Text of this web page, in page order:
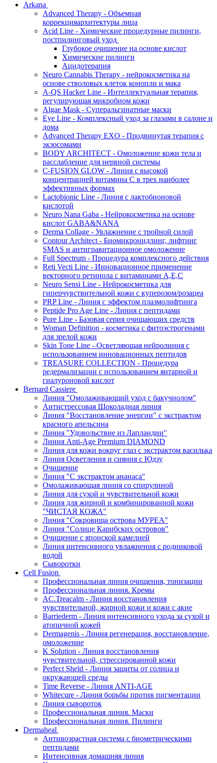
Arkana
Advanced Therapy - Объемная
коррекцияархитектуры лица
Acid Line - Химические процедурные пилинги,
постпилинговый уход
Глубокое очищение на основе кислот
Химические пилинги
Ацидотерапия
Neuro Cannabis Therapy - нейрокосметика на
основе стволовых клеток конопли и мака
A-QS Hacker Line - Интеллектуальная терапия,
регулирующая микробиом кожи
Algae Mask - Суперальгинатные маски
Eye Line - Комплексный уход за глазами в салоне и
дома
Advanced Therapy EXO - Продвинутая терапия с
экзосомами
BODY ARCHITECT - Омоложение кожи тела и
расслабление для нервной системы
C-FUSION GLOW - Линия с высокой
концентрацией витамина C в трех наиболее
эффективных формах
Lactobionic Line - Линия с лактобионовой
кислотой
Neuro Nana Gaba - Нейрокосметика на основе
кислот GABA&NANA
Derma Collage - Увлажнение с тройной силой
Contour Architect - Биомикронидлинг, лифтинг
SMAS и антигравитационное омоложение
Full Spectrum - Процедура комплексного действия
Reti Vecti Line - Инновационное применение
векторного ретинола с витаминами A,Е,С
Neuro Sensi Line - Нейрокосметика для
гиперчувствительной кожи с куперозом/розацеа
PRP Line - Линия с эффектом плазмолифтинга
Peptide Pro Age Line - Линия с пептидами
Pure Line - Базовая серия очищающих средств
Woman Definition - косметика с фитоэстрогенами
для зрелой кожи
Skin Tone Line - Осветляющая нейролиния с
использованием инновационных пептидов
TREASURE COLLECTION - Процедура
редермализации с использованием янтарной и
гиалуроновой кислот
Bernard Cassiere
Линия "Омолаживающий уход с бакучиолом"
Антистрессовая Шоколадная линия
Линия "Восстановление энергии" с экстрактом
красного апельсина
Линия "Удовольствие из Лапландии"
Линия Anti-Age Premium DIAMOND
Линия для кожи вокруг глаз с экстрактом василька
Линия Осветления и сияния с Юдзу
Очищение
Линия "С экстрактом ананаса"
Омолаживающая линия со спирулиной
Линия для сухой и чувствительной кожи
Линия для жирной и комбинированной кожи
"ЧИСТАЯ КОЖА"
Линия "Сокровища острова МУРЕА"
Линия "Солнце Карибских островов"
Очищение с японской камелией
Линия интенсивного увлажнения с родниковой
водой
Сыворотки
Cell Fusion
Профессиональная линия очищения, тонизации
Профессиональная линия. Кремы
AC.Treacalm - Линия восстановления
чувствительной, жирной кожи и кожи с акне
Barriederm - Линия интенсивного ухода за сухой и
атопичной кожей
Dermagenis - Линия регенерация, восстановление,
омоложение
K Solution - Линия восстановления
чувствительной, стрессированной кожи
Perfect Sheld - Линия защиты от солнца и
окружающей среды
Time Reverse - Линия ANTI-AGE
Whitecure - Линия борьбы против пигментации
Линия сывороток
Профессиональная линия. Маски
Профессиональная линия. Пилинги
Dermaheal
Антивозрастная система с биометрическими
пептидами
Интенсивная домашняя линия